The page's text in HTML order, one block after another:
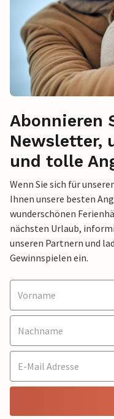
Abonnieren
Newsletter,
und tolle
Wenn Sie sich für
Ihnen unsere besten
wunderschönen
nächsten Urlaub,
unseren Partnern und
Gewinnspielen ein.